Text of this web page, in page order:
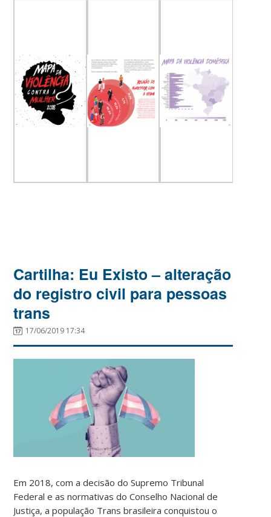
Cartilha: Eu Existo – alteração
do registro civil para pessoas
trans
17/06/2019 17:34
Em 2018, com a decisão do Supremo Tribunal
Federal e as normativas do Conselho Nacional de
Justiça, a população Trans brasileira conquistou o